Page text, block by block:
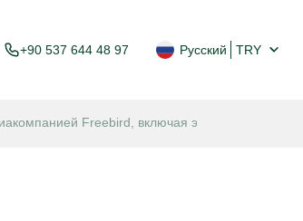
+90 537 644 48 97 Русский TRY
Freebird, включая экскурсию по